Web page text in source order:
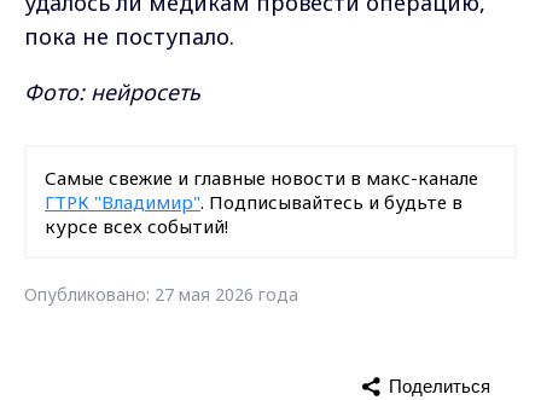
пока не поступало.
Фото: нейросеть
Самые свежие и главные новости в макс-канале
ГТРК "Владимир". Подписывайтесь и будьте в
курсе всех событий!
Опубликовано: 27 мая 2026 года
Поделиться